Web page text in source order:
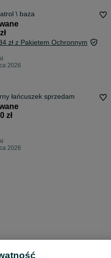
\ baza
zł z Pakietem Ochronnym
2026
łańcuszek sprzedam
zł
2026